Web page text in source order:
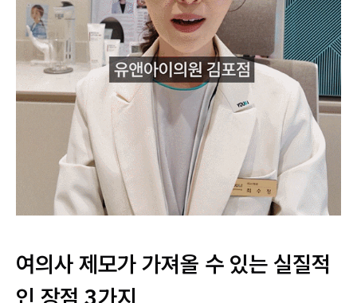
여의사 제모가 가져올 수 있는 실질적
인 장점 3가지